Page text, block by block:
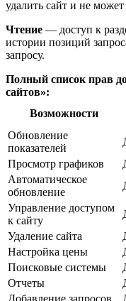
удалить сайт и не
Чтение — доступ к
истории позиций
запросу.
Полный список прав
сайтов»:
Возможности
Обновление
показателей
Просмотр графиков
Автоматическое
обновление
Управление доступом
к сайту
Удаление сайта
Настройка цены
Поисковые системы
Отчеты
Добавление запросов